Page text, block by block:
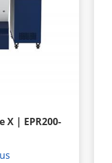
X | EPR200-